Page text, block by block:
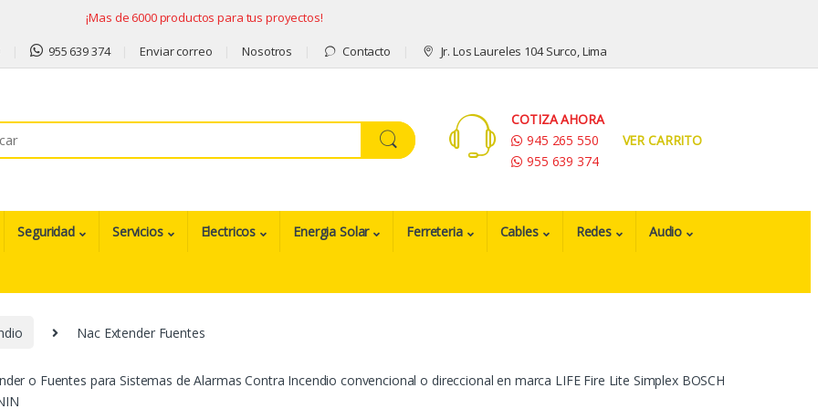
¡Mas de 6000 productos para tus proyectos!
955 639 374 Enviar correo Nosotros Contacto Jr. Los Laureles 104 Surco, Lima
COTIZA AHORA
945 265 550
955 639 374
VER CARRITO
Seguridad Servicios Electricos Energia Solar Ferreteria Cables Redes Audio
Nac Extender Fuentes
o Fuentes para Sistemas de Alarmas Contra Incendio convencional o direccional en marca LIFE Fire Lite Simplex BOSCH